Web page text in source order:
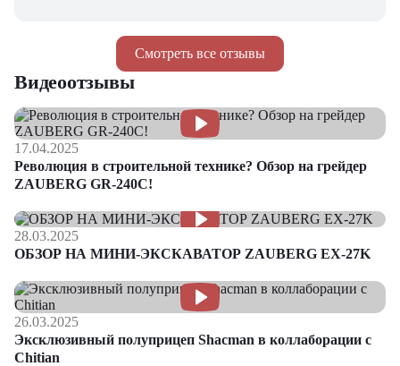
Смотреть все отзывы
Видеоотзывы
17.04.2025
Революция в строительной технике? Обзор на грейдер
ZAUBERG GR-240C!
28.03.2025
ОБЗОР НА МИНИ-ЭКСКАВАТОР ZAUBERG EX-27K
26.03.2025
Эксклюзивный полуприцеп Shacman в коллаборации с
Chitian